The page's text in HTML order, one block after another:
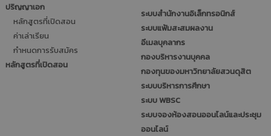
ปริญญาเอก
หลักสูตรที่เปิดสอน
ค่าเล่าเรียน
กำหนดการรับสมัคร
หลักสูตรที่เปิดสอน
ระบบสำนักงานอิเล็กทรอนิกส์
ระบบแฟ้มสะสมผลงาน
อีเมลบุคลากร
กองบริหารงานบุคคล
กองทุนของมหาวิทยาลัยสวนดุสิต
ระบบบริหารการศึกษา
ระบบ WBSC
ระบบจองห้องสอนออนไลน์และประชุม
ออนไลน์